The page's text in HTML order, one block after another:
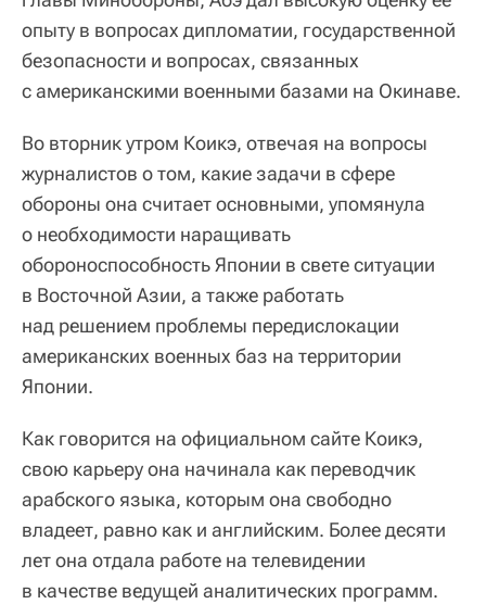
опыту в вопросах дипломатии, государственной
безопасности и вопросах, связанных
с американскими военными базами на Окинаве.
Во вторник утром Коикэ, отвечая на вопросы
журналистов о том, какие задачи в сфере
обороны она считает основными, упомянула
о необходимости наращивать
обороноспособность Японии в свете ситуации
в Восточной Азии, а также работать
над решением проблемы передислокации
американских военных баз на территории
Японии.
Как говорится на официальном сайте Коикэ,
свою карьеру она начинала как переводчик
арабского языка, которым она свободно
владеет, равно как и английским. Более десяти
лет она отдала работе на телевидении
в качестве ведущей аналитических программ.